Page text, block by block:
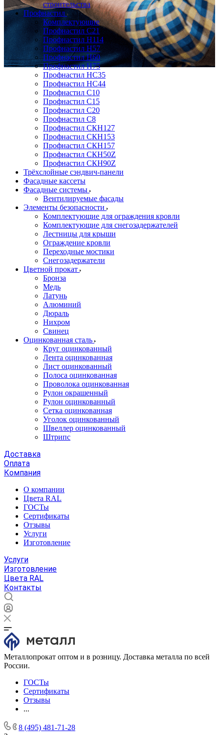
строительства
Профнастил
Комплектующие
Профнастил C21
Профнастил Н114
Профнастил Н57
Профнастил Н60
Профнастил Н75
Профнастил НС35
Профнастил НС44
Профнастил С10
Профнастил С15
Профнастил С20
Профнастил С8
Профнастил СКН127
Профнастил СКН153
Профнастил СКН157
Профнастил СКН50Z
Профнастил СКН90Z
Трёхслойные сэндвич-панели
Фасадные кассеты
Фасадные системы
Вентилируемые фасады
Элементы безопасности
Комплектующие для ограждения кровли
Комплектующие для снегозадержателей
Лестницы для крыши
Ограждение кровли
Переходные мостики
Снегозадержатели
Цветной прокат
Бронза
Медь
Латунь
Алюминий
Дюраль
Нихром
Свинец
Оцинкованная сталь
Круг оцинкованный
Лента оцинкованная
Лист оцинкованный
Полоса оцинкованная
Проволока оцинкованная
Рулон окрашенный
Рулон оцинкованный
Сетка оцинкованная
Уголок оцинкованный
Швеллер оцинкованный
Штрипс
Доставка
Оплата
Компания
О компании
Цвета RAL
ГОСТы
Сертификаты
Отзывы
Услуги
Изготовление
Услуги
Изготовление
Цвета RAL
Контакты
Металлопрокат оптом и в розницу. Доставка металла по всей
России.
ГОСТы
Сертификаты
Отзывы
...
8 (495) 481-71-28